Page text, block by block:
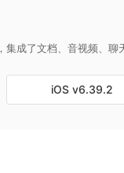
集成了文档、音视频、
iOS v6.39.2